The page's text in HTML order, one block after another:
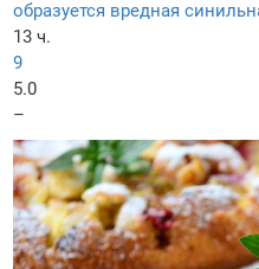
образуется вредная
13 ч.
9
5.0
–